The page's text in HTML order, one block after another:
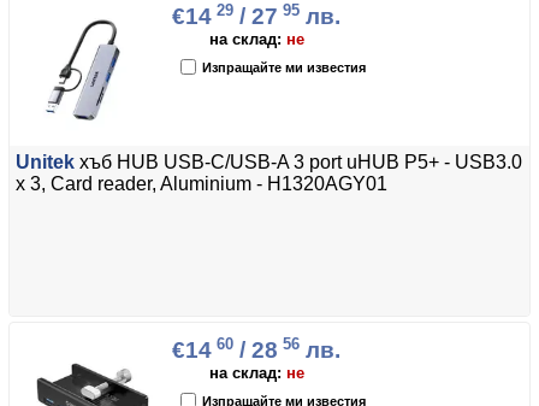
€14 29 / 27 95 лв.
на склад: не
Изпращайте ми известия
Unitek хъб HUB USB-C/USB-A 3 port uHUB P5+ - USB3.0
x 3, Card reader, Aluminium - H1320AGY01
€14 60 / 28 56 лв.
на склад: не
Изпращайте ми известия